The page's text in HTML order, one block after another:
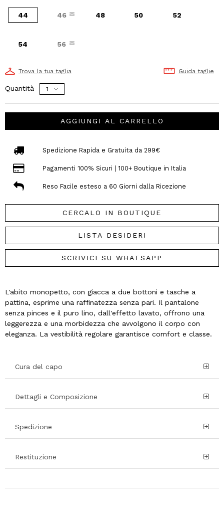
44 46 48 50 52
54 56
Trova la tua taglia Guida taglie
Quantità
AGGIUNGI AL CARRELLO
Spedizione Rapida e Gratuita da 299€
Pagamenti 100% Sicuri | 100+ Boutique in Italia
Reso Facile esteso a 60 Giorni dalla Ricezione
CERCALO IN BOUTIQUE
LISTA DESIDERI
SCRIVICI SU WHATSAPP
L'abito monopetto, con giacca a due bottoni e tasche a
pattina, esprime una raffinatezza senza pari. Il pantalone
senza pinces e il puro lino, dall'effetto lavato, offrono una
leggerezza e una morbidezza che avvolgono il corpo con
eleganza. La vestibilità regolare garantisce comfort e classe.
Cura del capo
Dettagli e Composizione
Spedizione
Restituzione